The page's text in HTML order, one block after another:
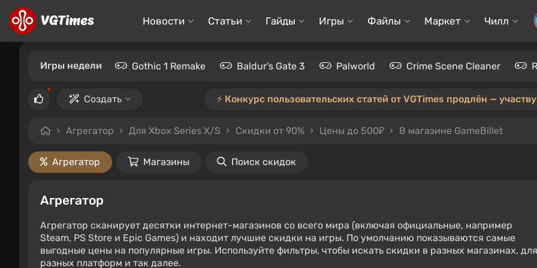
Новости Статьи Гайды Игры Файлы Маркет Чилл
Игры недели Gothic 1 Remake Baldur's Gate 3 Palworld Crime Scene Cleaner
Создать ⚡️ Конкурс пользовательских статей от VGTimes продлён —
Агрегатор Для Xbox Series X/S Скидки от 90% Цены до 500₽ В магазине GameBillet
Агрегатор Магазины Поиск скидок
Агрегатор
Агрегатор сканирует десятки интернет-магазинов со всего мира (включая официальные, например
Steam, PS Store и Epic Games) и находит лучшие скидки на игры. По умолчанию показываются самые
выгодные цены на популярные игры. Используйте фильтры, чтобы искать скидки в разных магазинах, для
разных платформ и так далее.